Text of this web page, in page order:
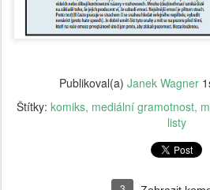
Publikoval(a) Janek Wagner
Štítky: komiks mediální gramotnost
listy